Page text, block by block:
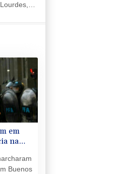
em
na
Buenos